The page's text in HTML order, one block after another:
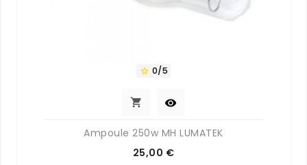
 0/5
 
Ampoule 250w MH LUMATEK
Prix
25,00 €